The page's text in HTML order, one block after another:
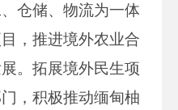
仓储、物流为一体
，推进境外农业合
。拓展境外民生项
，积极推动缅甸柚